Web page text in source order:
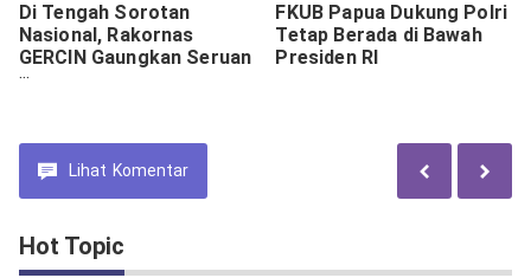
Di Tengah Sorotan
Nasional, Rakornas
GERCIN Gaungkan Seruan
Perubahan Besar untuk
FKUB Papua Dukung Polri
Tetap Berada di Bawah
Presiden RI
Lihat Komentar
Hot Topic